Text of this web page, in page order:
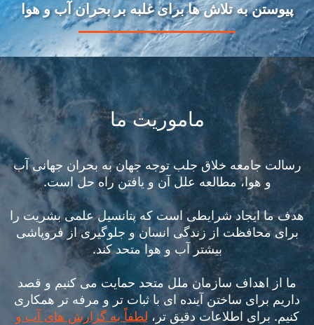
پیوستن به تلاش ها برای غلبه بر بحران آب و هوا
ماموریت ما
رسالت جامعه خلاق جلب توجه جهان به بحران جهانی آب
و هوا، مطالعه علل آن و یافتن راه حل است.
هدف ما ایجاد شرایطی است که پتانسیل علمی بشریت را
برای محافظت از زندگی انسان و جلوگیری از فروپاشی
بیشتر آب و هوا متحد کند.
ما از اهداف سازمان ملل متحد حمایت می کنیم و قصد
داریم برای ساختن آینده ای با ثبات تر و مرفه تر همکاری
کنیم. برای اطلاعات دقیق تر، لطفاً به گزارش های آب و